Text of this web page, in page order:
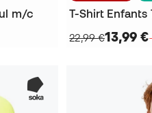
m/c
T-Shirt
22,99 €13,99 €